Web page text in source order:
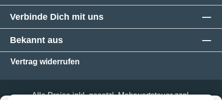
Verbinde Dich mit uns
Bekannt aus
Vertrag widerrufen
Alle Preise inkl. gesetzl. Mehrwertsteuer zzgl.